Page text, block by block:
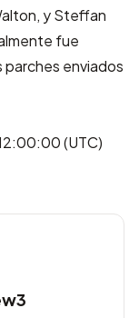
y Steffan
fue
parches enviados
(UTC)